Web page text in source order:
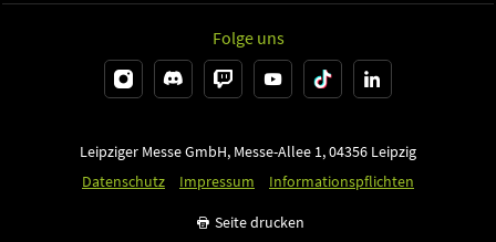
Folge uns
Leipziger Messe GmbH, Messe-Allee 1, 04356 Leipzig
Datenschutz
Impressum Informationspflichten
Seite drucken